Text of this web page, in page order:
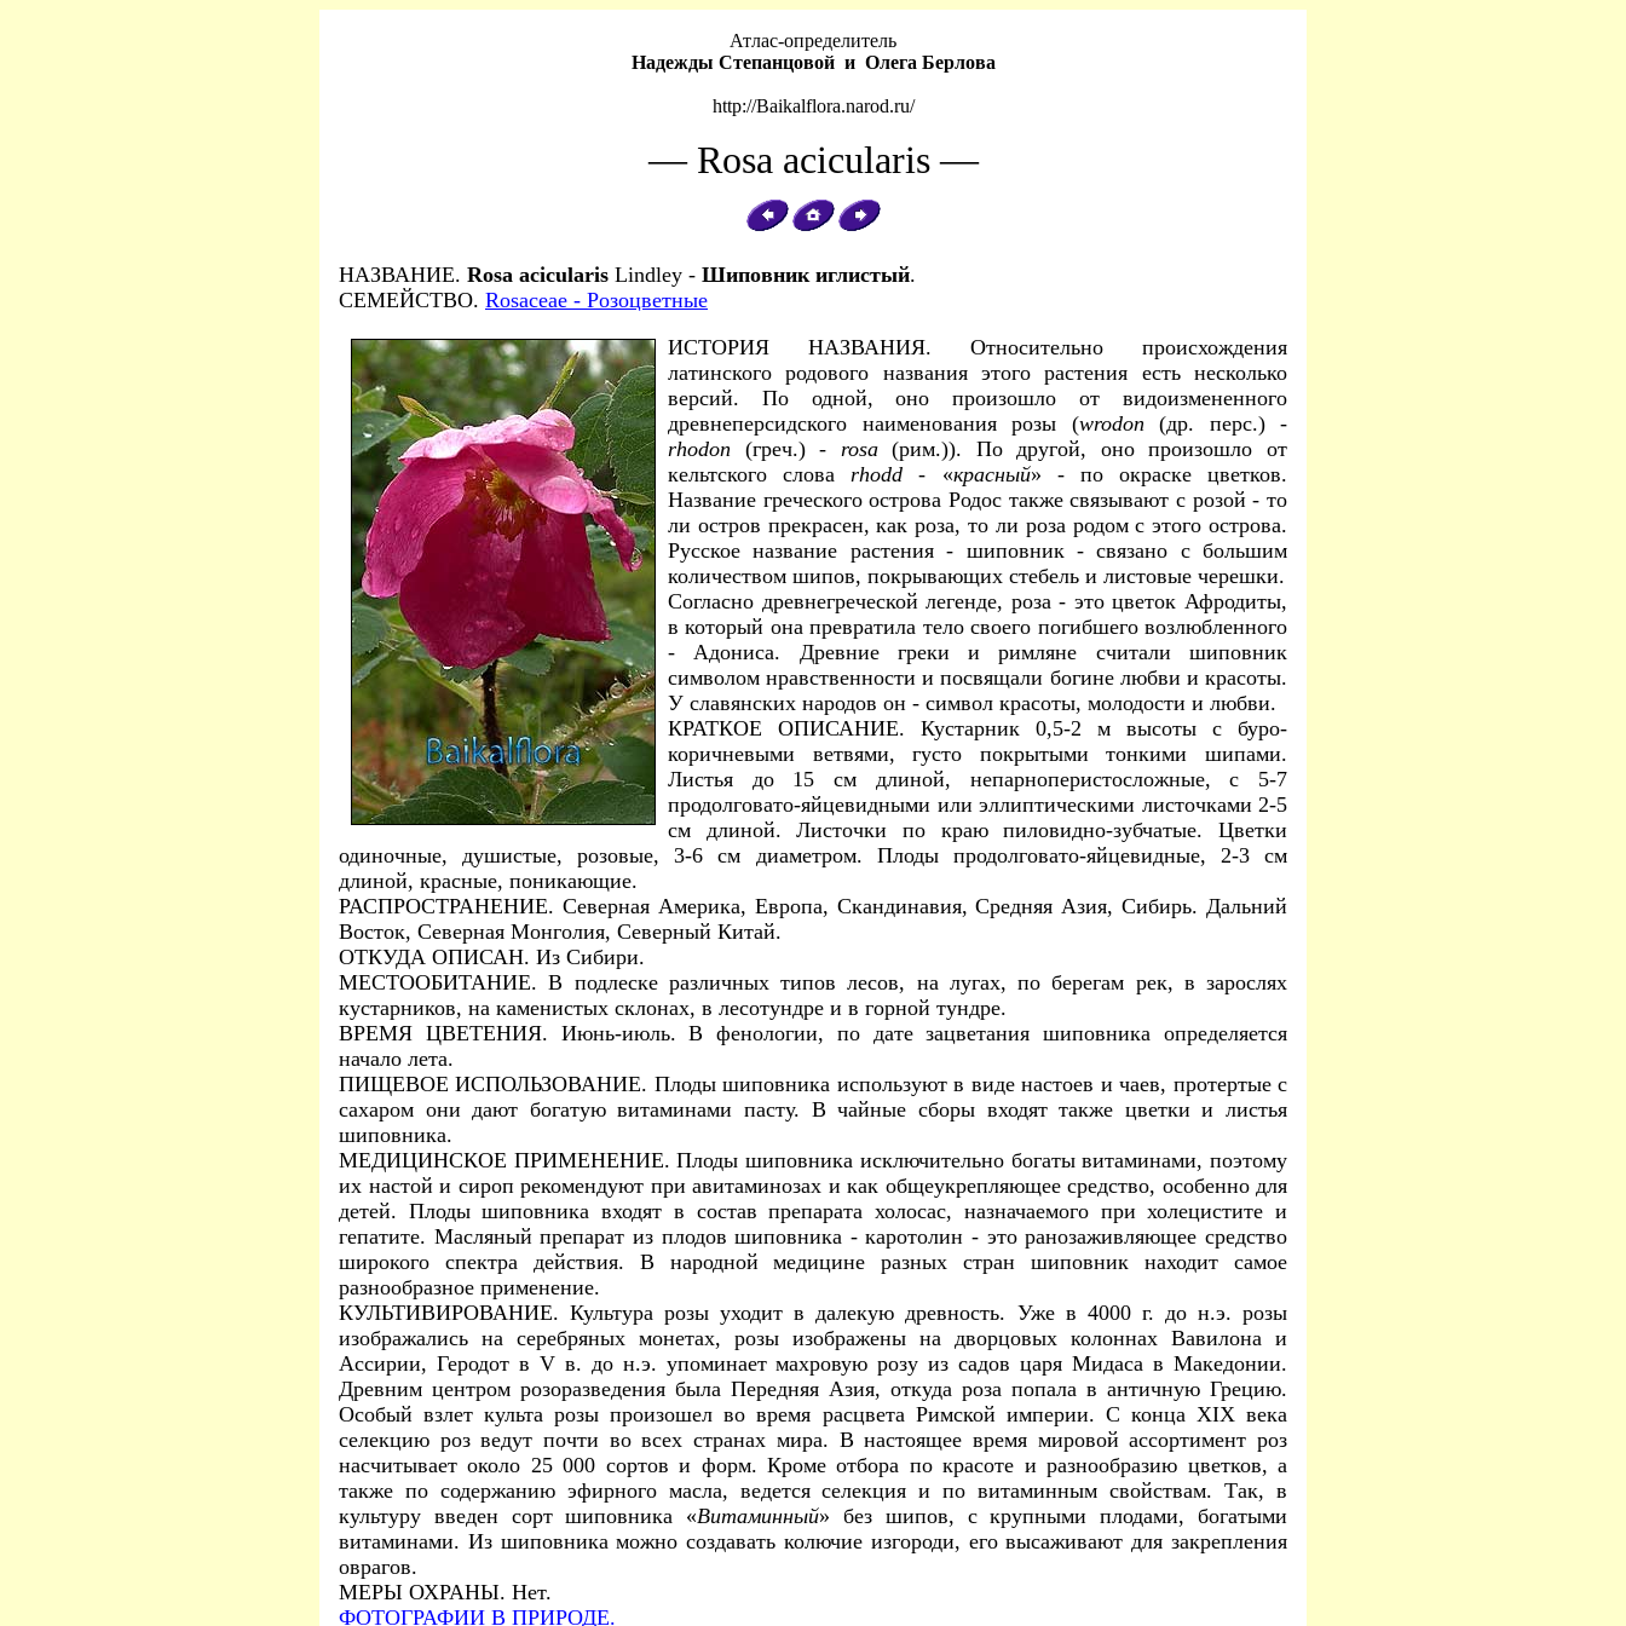
Атлас-определитель
Надежды Степанцовой и Олега Берлова
http://Baikalflora.narod.ru/
— Rosa acicularis —
НАЗВАНИЕ. Rosa acicularis Lindley - Шиповник иглистый.
СЕМЕЙСТВО. Rosaceae - Розоцветные
ИСТОРИЯ НАЗВАНИЯ. Относительно происхождения
латинского родового названия этого растения есть несколько
версий. По одной, оно произошло от видоизмененного
древнеперсидского наименования розы (wrodon (др. перс.) -
rhodon (греч.) - rosa(рим.)). По другой, оно произошло от
кельтского словаrhodd - «красный» - по окраске цветков.
Название греческого острова Родос также связывают с розой - то
ли остров прекрасен, как роза, то ли роза родом с этого острова.
Русское название растения - шиповник - связано с большим
количеством шипов, покрывающих стебель и листовые черешки.
Согласно древнегреческой легенде, роза - это цветок Афродиты,
в который она превратила тело своего погибшего возлюбленного
- Адониса. Древние греки и римляне считали шиповник
символом нравственности и посвящали богине любви и красоты.
У славянских народов он - символ красоты, молодости и любви.
КРАТКОЕ ОПИСАНИЕ. Кустарник 0,5-2 м высоты с буро-
коричневыми ветвями, густо покрытыми тонкими шипами.
Листья до 15 см длиной, непарноперистосложные, с 5-7
продолговато-яйцевидными или эллиптическими листочками 2-5
см длиной. Листочки по краю пиловидно-зубчатые. Цветки
одиночные, душистые, розовые, 3-6 см диаметром. Плоды продолговато-яйцевидные, 2-3 см
длиной, красные, поникающие.
РАСПРОСТРАНЕНИЕ. Северная Америка, Европа, Скандинавия, Средняя Азия, Сибирь. Дальний
Восток, Северная Монголия, Северный Китай.
ОТКУДА ОПИСАН. Из Сибири.
МЕСТООБИТАНИЕ. В подлеске различных типов лесов, на лугах, по берегам рек, в зарослях
кустарников, на каменистых склонах, в лесотундре и в горной тундре.
ВРЕМЯ ЦВЕТЕНИЯ. Июнь-июль. В фенологии, по дате зацветания шиповника определяется
начало лета.
ПИЩЕВОЕ ИСПОЛЬЗОВАНИЕ. Плоды шиповника используют в виде настоев и чаев, протертые с
сахаром они дают богатую витаминами пасту. В чайные сборы входят также цветки и листья
шиповника.
МЕДИЦИНСКОЕ ПРИМЕНЕНИЕ. Плоды шиповника исключительно богаты витаминами, поэтому
их настой и сироп рекомендуют при авитаминозах и как общеукрепляющее средство, особенно для
детей. Плоды шиповника входят в состав препарата холосас, назначаемого при холецистите и
гепатите. Масляный препарат из плодов шиповника - каротолин - это ранозаживляющее средство
широкого спектра действия. В народной медицине разных стран шиповник находит самое
разнообразное применение.
КУЛЬТИВИРОВАНИЕ. Культура розы уходит в далекую древность. Уже в 4000 г. до н.э. розы
изображались на серебряных монетах, розы изображены на дворцовых колоннах Вавилона и
Ассирии, Геродот в V в. до н.э. упоминает махровую розу из садов царя Мидаса в Македонии.
Древним центром розоразведения была Передняя Азия, откуда роза попала в античную Грецию.
Особый взлет культа розы произошел во время расцвета Римской империи. С конца XIX века
селекцию роз ведут почти во всех странах мира. В настоящее время мировой ассортимент роз
насчитывает около 25 000 сортов и форм. Кроме отбора по красоте и разнообразию цветков, а
также по содержанию эфирного масла, ведется селекция и по витаминным свойствам. Так, в
культуру введен сорт шиповника «Витаминный» без шипов, с крупными плодами, богатыми
витаминами. Из шиповника можно создавать колючие изгороди, его высаживают для закрепления
оврагов.
МЕРЫ ОХРАНЫ. Нет.
ФОТОГРАФИИ В ПРИРОДЕ.